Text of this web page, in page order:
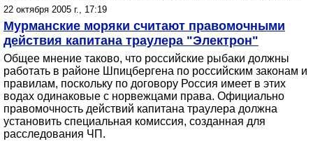
22 октября 2005 г., 17:19
Мурманские моряки считают правомочными
действия капитана траулера "Электрон"
Общее мнение таково, что российские рыбаки должны
работать в районе Шпицбергена по российским законам и
правилам, поскольку по договору Россия имеет в этих
водах одинаковые с норвежцами права. Официально
правомочность действий капитана траулера должна
установить специальная комиссия, созданная для
расследования ЧП.